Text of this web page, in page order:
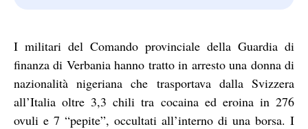
I militari del Comando provinciale della Guardia di
finanza di Verbania hanno tratto in arresto una donna di
nazionalità nigeriana che trasportava dalla Svizzera
all’Italia oltre 3,3 chili tra cocaina ed eroina in 276
ovuli e 7 “pepite”, occultati all’interno di una borsa. I